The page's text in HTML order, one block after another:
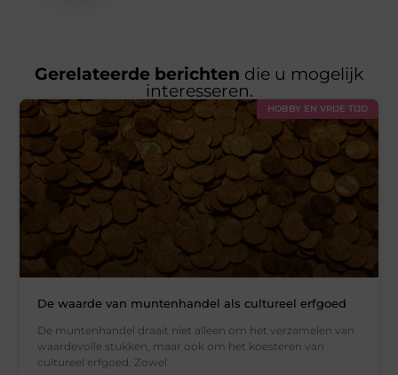
Gerelateerde berichten die u mogelijk
interesseren.
HOBBY EN VRIJE TIJD
De waarde van muntenhandel als cultureel erfgoed
De muntenhandel draait niet alleen om het verzamelen van
waardevolle stukken, maar ook om het koesteren van
cultureel erfgoed. Zowel